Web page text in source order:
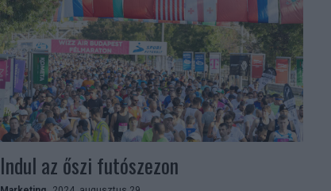
Indul az őszi futószezon